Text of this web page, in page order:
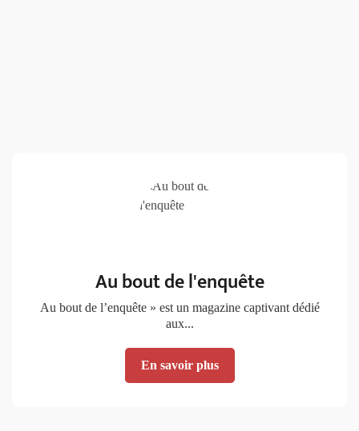
Au bout de l'enquête
Au bout de l’enquête » est un magazine captivant dédié
aux...
En savoir plus